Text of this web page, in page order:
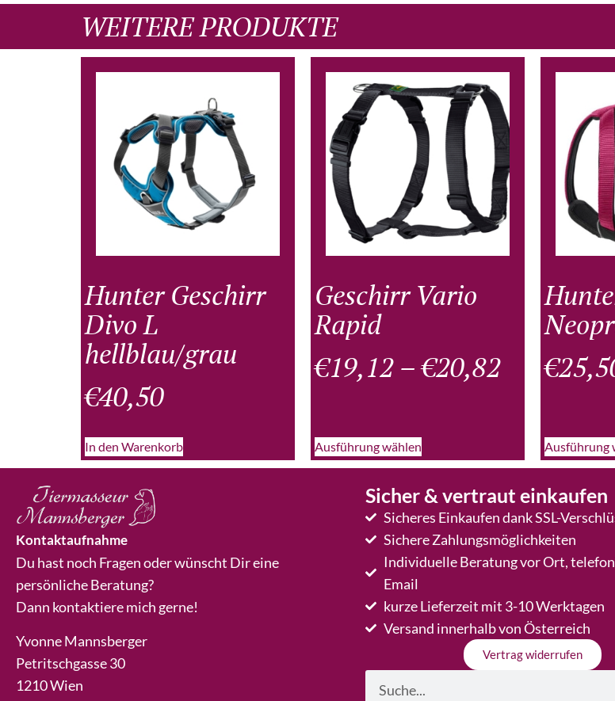
WEITERE PRODUKTE
Hunter Geschirr
Divo L
hellblau/grau
€40,50
In den Warenkorb
Geschirr Vario
Rapid
€19,12 –€20,82
Ausführung wählen
€
Ausführung
Kontaktaufnahme
Du hast noch Fragen oder wünscht Dir eine
persönliche Beratung?
Dann kontaktiere mich gerne!
Yvonne Mannsberger
Petritschgasse 30
1210 Wien
Sicher & vertraut einkaufen
Sicheres Einkaufen dank SSL-
Sichere Zahlungsmöglichkeiten
Individuelle Beratung vor Ort,
Email
kurze Lieferzeit mit 3-10 Werktagen
Versand innerhalb von Österreich
Vertrag widerrufen